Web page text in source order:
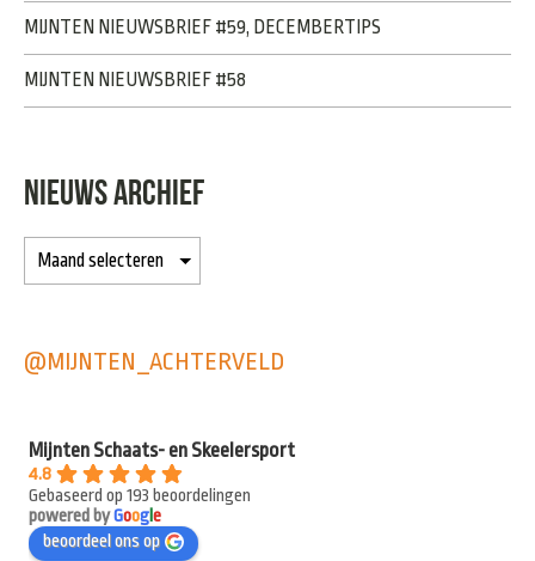
MIJNTEN NIEUWSBRIEF #59, DECEMBERTIPS
MIJNTEN NIEUWSBRIEF #58
NIEUWS ARCHIEF
@MIJNTEN_ACHTERVELD
Mijnten Schaats- en Skeelersport
4.8
Gebaseerd op 193 beoordelingen
powered byGooge
beoordeel ons op